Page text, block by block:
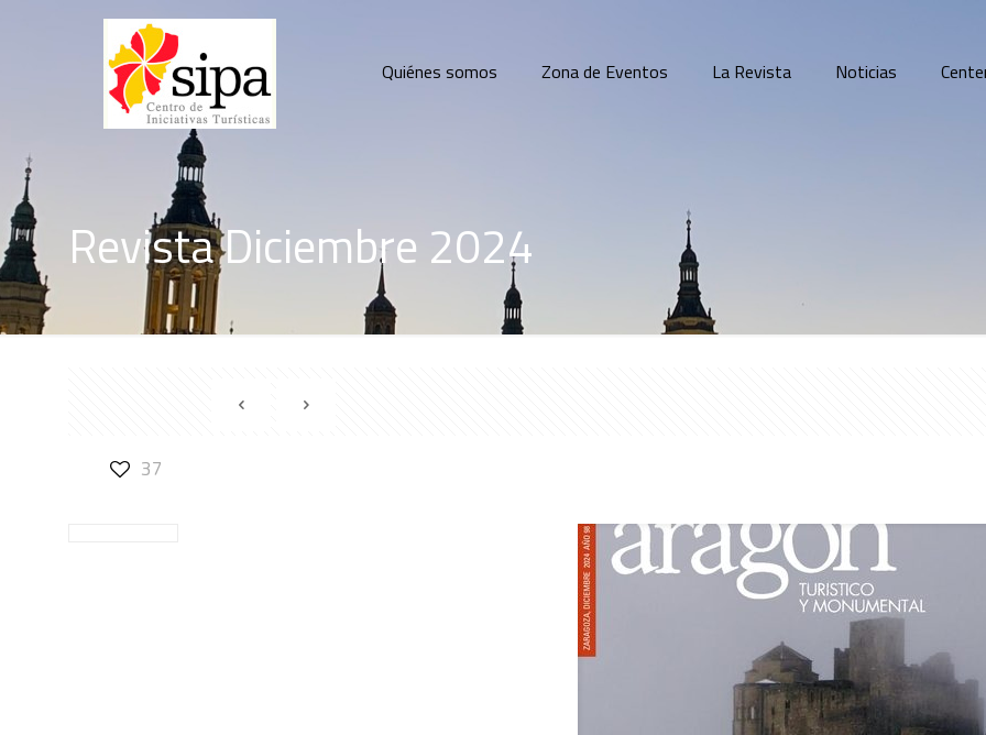
Quiénes somos Zona de Eventos La Revista Noticias
Revista Diciembre 2024
37